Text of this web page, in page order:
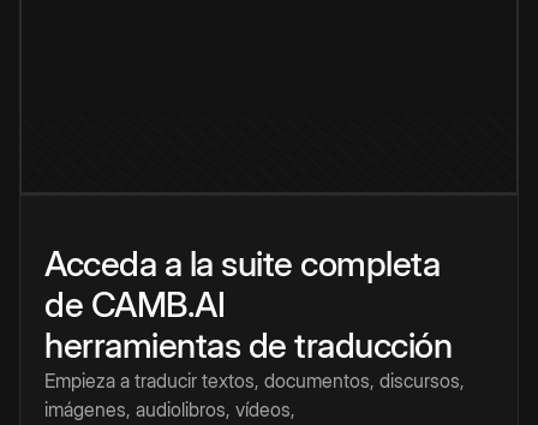
Acceda a la suite completa
de CAMB.AI
herramientas de traducción
Empieza a traducir textos, documentos, discursos,
imágenes, audiolibros, vídeos,